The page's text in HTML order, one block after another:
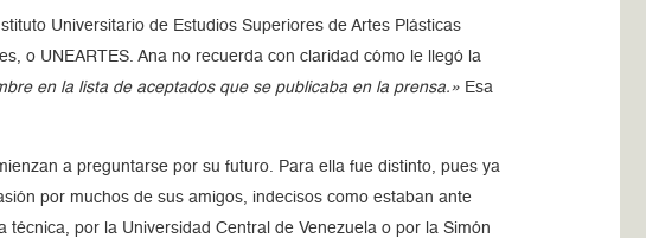
Universitario de Estudios Superiores de Artes Plásticas
o UNEARTES. Ana no recuerda con claridad cómo le llegó la
en la lista de aceptados que se publicaba en la prensa.» Esa
a preguntarse por su futuro. Para ella fue distinto, pues ya
por muchos de sus amigos, indecisos como estaban ante
por la Universidad Central de Venezuela o por la Simón